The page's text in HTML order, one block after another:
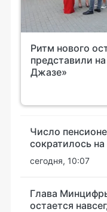
Ритм нового
представили
Джазе»
Число
сократилось
сегодня, 10:07
Глава
остается